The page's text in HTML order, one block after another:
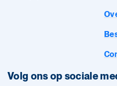
Volg ons op sociale